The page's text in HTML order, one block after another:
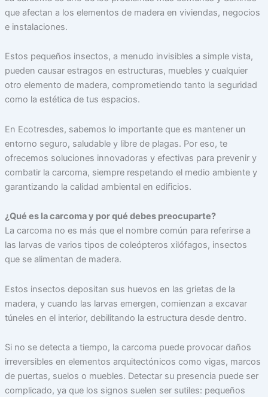
que afectan a los elementos de madera en viviendas, negocios
e instalaciones.
Estos pequeños insectos, a menudo invisibles a simple vista,
pueden causar estragos en estructuras, muebles y cualquier
otro elemento de madera, comprometiendo tanto la seguridad
como la estética de tus espacios.
En Ecotresdes, sabemos lo importante que es mantener un
entorno seguro, saludable y libre de plagas. Por eso, te
ofrecemos soluciones innovadoras y efectivas para prevenir y
combatir la carcoma, siempre respetando el medio ambiente y
garantizando la calidad ambiental en edificios.
¿Qué es la carcoma y por qué debes preocuparte?
La carcoma no es más que el nombre común para referirse a
las larvas de varios tipos de coleópteros xilófagos, insectos
que se alimentan de madera.
Estos insectos depositan sus huevos en las grietas de la
madera, y cuando las larvas emergen, comienzan a excavar
túneles en el interior, debilitando la estructura desde dentro.
Si no se detecta a tiempo, la carcoma puede provocar daños
irreversibles en elementos arquitectónicos como vigas, marcos
de puertas, suelos o muebles. Detectar su presencia puede ser
complicado, ya que los signos suelen ser sutiles: pequeños